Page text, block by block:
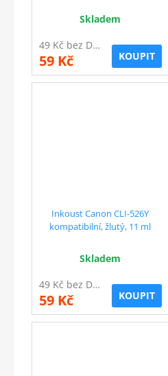
Skladem
49 Kč bez DPH
59 Kč KOUPIT
Inkoust Canon CLI-526Y
kompatibilní, žlutý, 11 ml
Skladem
49 Kč bez DPH
59 Kč KOUPIT